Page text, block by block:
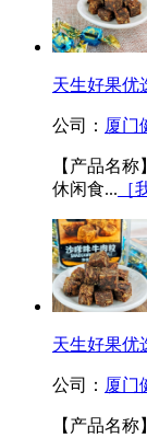
天生好果优
公司： 厦门
【产品名
休闲食... ［
天生好果优
公司： 厦门
【产品名